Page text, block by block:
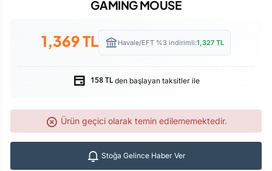
GAMİNG MOUSE
1,369TL Havale/EFT %3 indirimli:1,327 TL
158 TLden başlayan taksitler ile
Ürün geçici olarak temin edilememektedir.
Stoğa Gelince Haber Ver